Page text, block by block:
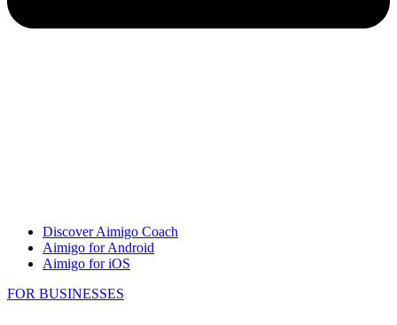
Discover Aimigo Coach
Aimigo for Android
Aimigo for iOS
FOR BUSINESSES